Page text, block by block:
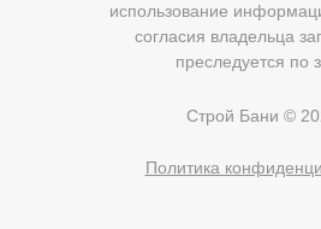
Строй Бани ©
использование
согласия владельца
преследуется по
Политика